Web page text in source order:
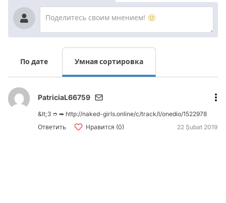
По дате Умная сортировка
PatriciaL66759
&lt;3 ➮ ➥ http://naked-girls.online/c/track/l/onedio/1522978
Ответить
Нравится (0) 22 Şubat 2019